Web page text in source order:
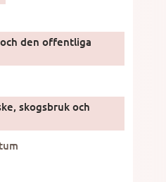
den offentliga
skogsbruk och